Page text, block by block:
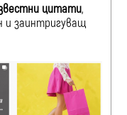
цитати,
и заинтригуващ